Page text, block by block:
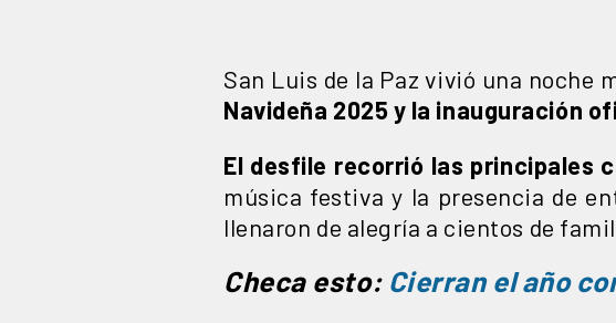
San Luis de la Paz vivió una noche
Navideña 2025 y la inauguración
El desfile recorrió las principales
música festiva y la presencia de
llenaron de alegría a cientos de
Checa esto: Cierran el año